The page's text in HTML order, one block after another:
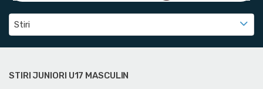
Stiri
STIRI JUNIORI U17 MASCULIN